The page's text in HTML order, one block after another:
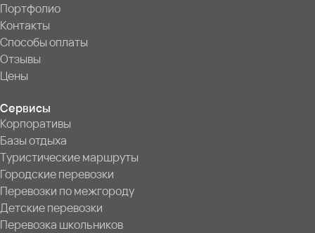
Портфолио
Контакты
Способы оплаты
Отзывы
Цены
Сервисы
Корпоративы
Базы отдыха
Туристические маршруты
Городские перевозки
Перевозки по межгороду
Детские перевозки
Перевозка школьников